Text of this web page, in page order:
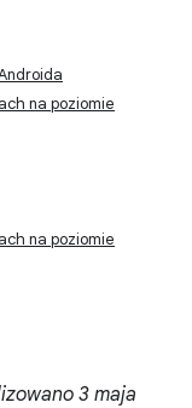
na poziomie
na poziomie
3 maja